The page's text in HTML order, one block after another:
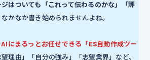
はついても「これって伝わるのかな」「評
なかなか書き始められませんよね。
にまるっとお任せできる「ES自動作成ツー
望理由」「自分の強み」「志望業界」など、